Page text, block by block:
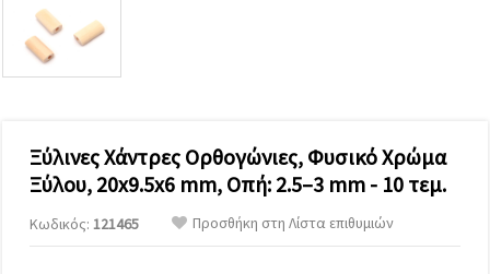
επισκεψιμότητα
και να
προβάλλουμε
πιο σχετικό
περιεχόμενο
άλλων με
τη βοήθεια
των
μας για
Ξύλινες Χάντρες Ορθογώνιες, Φυσικό Χρώμα
Ξύλου, 20x9.5x6 mm, Οπή: 2.5–3 mm - 10 τεμ.
Κωδικός: 121465 Προσθήκη στη Λίστα επιθυμιών